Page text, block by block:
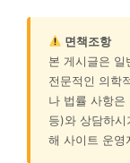
면책조항
본 게시글은 일
전문적인 의학
나 법률 사항
등)와 상담하
해 사이트 운영